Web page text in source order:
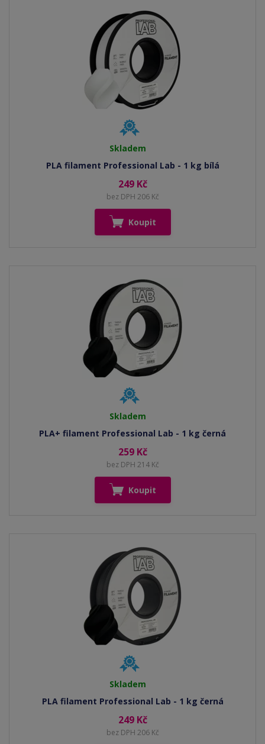
Skladem
PLA filament Professional Lab - 1 kg bílá
249 Kč
bez DPH 206 Kč
Koupit
Skladem
PLA+ filament Professional Lab - 1 kg černá
259 Kč
bez DPH 214 Kč
Koupit
Skladem
PLA filament Professional Lab - 1 kg černá
249 Kč
bez DPH 206 Kč